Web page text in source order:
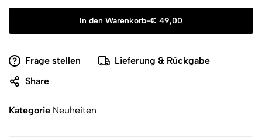
In den Warenkorb-€ 49,00
Frage stellen
Lieferung & Rückgabe
Share
Kategorie Neuheiten